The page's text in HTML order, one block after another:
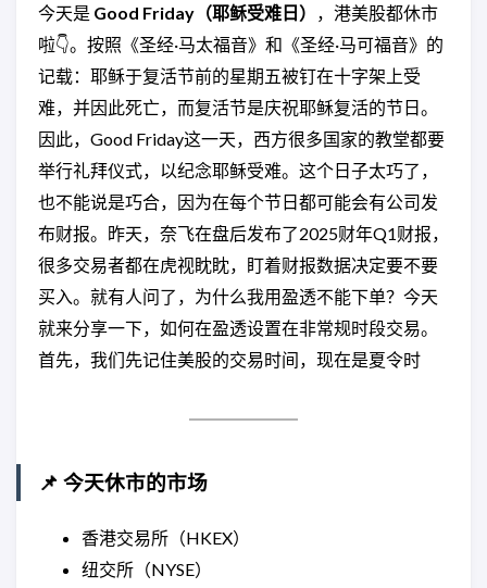
今天是 Good Friday（耶稣受难日）
，港美股都休市
啦👇。按照《圣经·马太福音》和《圣经·马可福音》的
记载：耶稣于复活节前的星期五被钉在十字架上受
难，并因此死亡，而复活节是庆祝耶稣复活的节日。
因此，Good Friday这一天，西方很多国家的教堂都要
举行礼拜仪式，以纪念耶稣受难。这个日子太巧了，
也不能说是巧合，因为在每个节日都可能会有公司发
布财报。昨天，奈飞在盘后发布了2025财年Q1财报，
很多交易者都在虎视眈眈，盯着财报数据决定要不要
买入。就有人问了，为什么我用盈透不能下单？今天
就来分享一下，如何在盈透设置在非常规时段交易。
首先，我们先记住美股的交易时间，现在是夏令时
📌 今天休市的市场
香港交易所（HKEX）
纽交所（NYSE）